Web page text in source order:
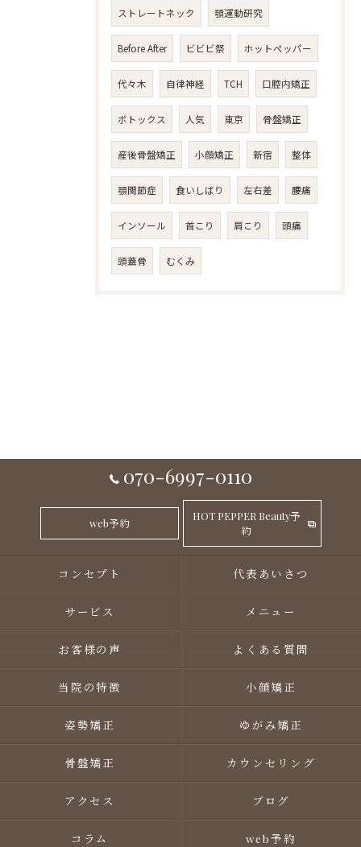
ストレートネック 顎運動研究
Before After ビビビ祭 ホットペッパー
代々木 自律神経 TCH 口腔内矯正
ボトックス 人気 東京 骨盤矯正
産後骨盤矯正 小顔矯正 新宿 整体
顎関節症 食いしばり 左右差 腰痛
インソール 首こり 肩こり 頭痛
頭蓋骨 むくみ
070-6997-0110
web予約
HOT PEPPER Beauty予
約
コンセプト 代表あいさつ
サービス メニュー
お客様の声 よくある質問
当院の特徴 小顔矯正
姿勢矯正 ゆがみ矯正
骨盤矯正 カウンセリング
アクセス ブログ
コラム web予約